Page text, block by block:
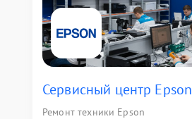
Сервисный центр Epson
Ремонт техники Epson